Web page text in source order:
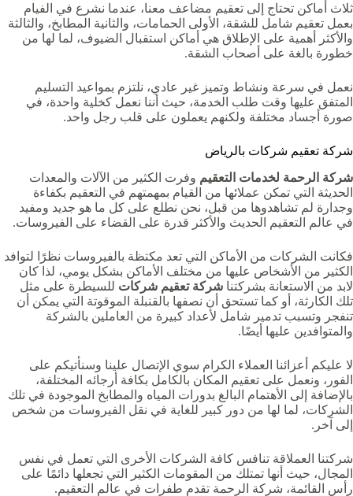
ثلاث أماكن تحتاج إلى تعقيم مضاعف معنا، عندما نشرع في الفيام
بعمل تعقيم شامل للشقة، الأولى الحمامات، والثانية المطابخ، والثالثة
والأكثر أهمية على الإطلاق هي أماكن استقبال الضيوف، لما لها من
خطورة بالغة على أصحاب الشقة.
نعمل في سرعة ونشاط وتميز غير عادي، نلتزم بمواعيد التسليم
المتفق عليها وقت طلب الخدمة، حيث أننا نعمل كخلية واحدة، في
صورة أجساد مختلفة ولكنهم يعملون على قلب رجل واحد.
شركة تعقيم شركات بالرياض
شركة الرحمة لخدمات التعقيم وفرت الكثير من الآلات والمعدات
الحديثة التي تمكن عملائها من القيام بمهمتهم في التعقيم بكفاءة
وجدارة لم تشاهدوها من قبل، نحن نطلع على كل ما هو جديد ومفيد
في عالم التعقيم الحديث والأكثر قدرة على القضاء على الفيروسات.
فكانت الشركات من الأماكن التي تعد مكتظة بالفيروسات نظرًا لتوافد
الكثير من الأشخاص عليها من مختلف الأماكن بشكل يومي، لذا كان
لابد من الاستعانة بشركتنا شركة تعقيم شركات للسيطرة على مثل
تلك الكارثة، أو كما تستحق أن نصفها بالقنبلة الموقوتة التي يمكن أن
تنفجر وتسبب تدمير شامل لأعداد كبيرة من العاملين بالشركة
والمتوافدين عليها أيضًا.
لا عليكم أعزائنا العملاء الكرام سوي الإتصال علينا وسنأتيكم على
الفور، ونعمل على تعقيم المكان بالكامل بكافة أرجائه المختلفة،
بالإضافة إلى الأهتمام البالغ بدورات المياه والمطابخ الموجودة في تلك
الشركات، لما لها من دور كبير للغاية في نقل الفيروسات من شخص
إلى آخر.
شركتنا العملاقة تنافس كافة الشركات الأخرى التي تعمل في نفس
المجال، حيث أنها تمتلك من المقومات الكثير التي تجعلها دائمًا على
رأس القائمة، شركة الرحمة تقدم طفرات في عالم التعقيم.